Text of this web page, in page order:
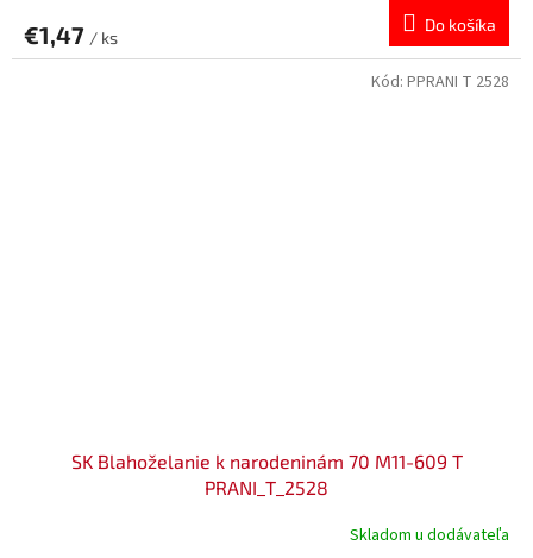
€1,47 / ks
Do košíka
SK Blahoželanie k narodeninám 70 M11-609 T
PRANI_T_2528
Skladom u dodávateľa
Kód: PPRANI T 2528